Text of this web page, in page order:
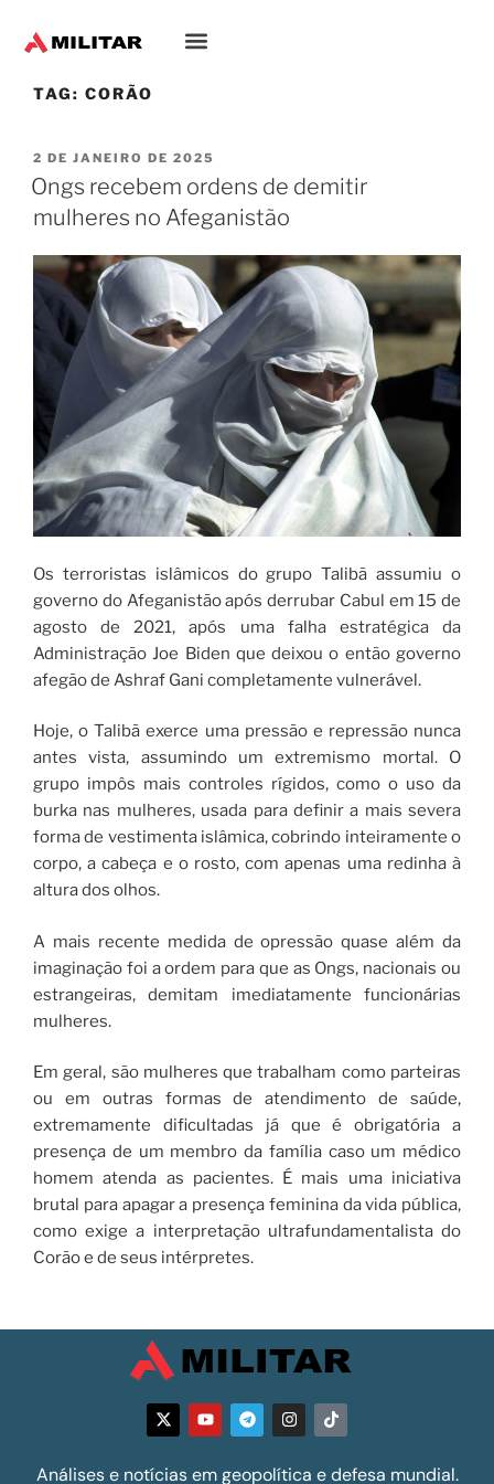
TAG: CORÃO
2 DE JANEIRO DE 2025
Ongs recebem ordens de demitir
mulheres no Afeganistão
Os terroristas islâmicos do grupo Talibã assumiu o
governo do Afeganistão após derrubar Cabul em 15 de
agosto de 2021, após uma falha estratégica da
Administração Joe Biden que deixou o então governo
afegão de Ashraf Gani completamente vulnerável.
Hoje, o Talibã exerce uma pressão e repressão nunca
antes vista, assumindo um extremismo mortal. O
grupo impôs mais controles rígidos, como o uso da
burka nas mulheres, usada para definir a mais severa
forma de vestimenta islâmica, cobrindo inteiramente o
corpo, a cabeça e o rosto, com apenas uma redinha à
altura dos olhos.
A mais recente medida de opressão quase além da
imaginação foi a ordem para que as Ongs, nacionais ou
estrangeiras, demitam imediatamente funcionárias
mulheres.
Em geral, são mulheres que trabalham como parteiras
ou em outras formas de atendimento de saúde,
extremamente dificultadas já que é obrigatória a
presença de um membro da família caso um médico
homem atenda as pacientes. É mais uma iniciativa
brutal para apagar a presença feminina da vida pública,
como exige a interpretação ultrafundamentalista do
Corão e de seus intérpretes.
Análises e notícias em geopolítica e defesa mundial.